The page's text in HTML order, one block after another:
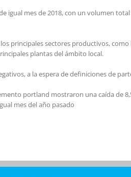
igual mes de 2018, con un volumen
principales sectores productivos,
plantas del ámbito local.
a la espera de definiciones de
portland mostraron una caída de
mes del año pasado